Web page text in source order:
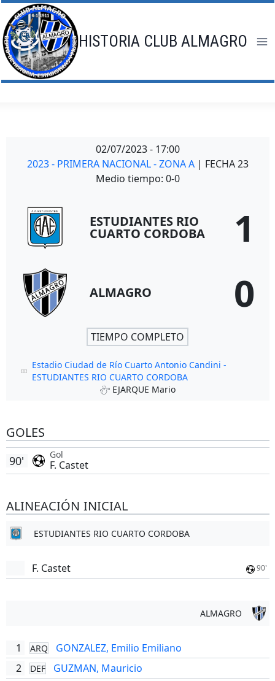
Saltar
al
contenido
HISTORIA CLUB ALMAGRO
02/07/2023 - 17:00
2023 - PRIMERA NACIONAL - ZONA A | FECHA 23
Medio tiempo: 0-0
ESTUDIANTES RIO
CUARTO CORDOBA 1
ALMAGRO 0
TIEMPO COMPLETO
Estadio Ciudad de Río Cuarto Antonio Candini -
ESTUDIANTES RIO CUARTO CORDOBA
EJARQUE Mario
GOLES
Gol
F. Castet
90'
ALINEACIÓN INICIAL
ESTUDIANTES RIO CUARTO CORDOBA
F. Castet 90'
ALMAGRO
1 ARQ
GONZALEZ, Emilio Emiliano
2
DEF
GUZMAN, Mauricio